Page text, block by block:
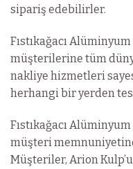
sipariş edebilirler.
Fıstıkağacı
müşterilerine tüm
nakliye hizmetleri
herhangi bir yerden
Fıstıkağacı
müşteri
Müşteriler, Arion